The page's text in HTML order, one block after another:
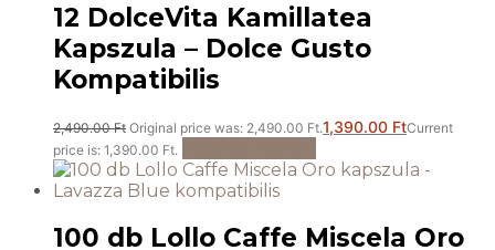
12 DolceVita Kamillatea
Kapszula – Dolce Gusto
Kompatibilis
2,490.00Ft Original price was: 2,490.00 Ft.1,390.00 FtCurrent
price is: 1,390.00 Ft.
100 db Lollo Caffe Miscela Oro